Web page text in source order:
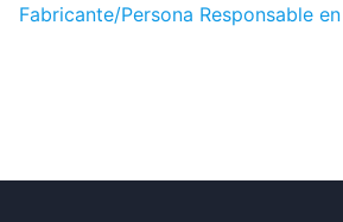
Fabricante/Persona Responsable